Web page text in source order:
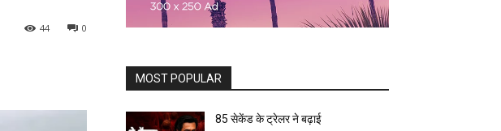
0
44
MOST POPULAR
85 सेकेंड के ट्रेलर ने बढ़ाई